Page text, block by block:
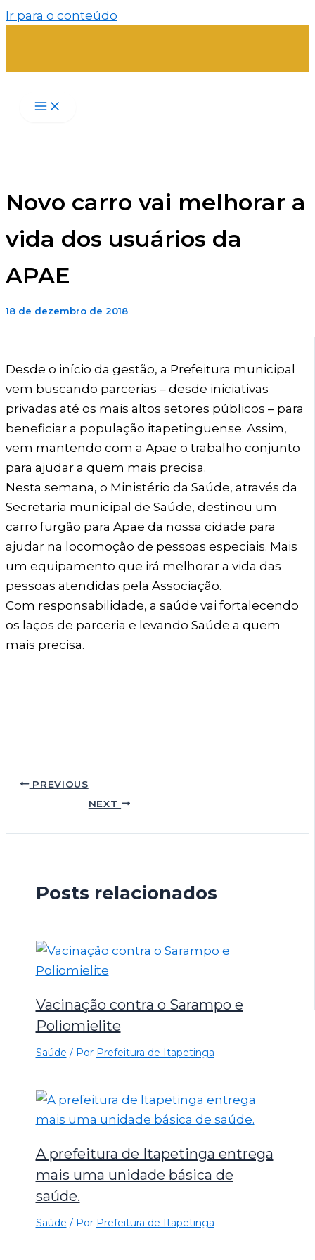
Ir para o conteúdo
Novo carro vai melhorar a
vida dos usuários da
APAE
18 de dezembro de 2018
Desde o início da gestão, a Prefeitura municipal
vem buscando parcerias – desde iniciativas
privadas até os mais altos setores públicos – para
beneficiar a população itapetinguense. Assim,
vem mantendo com a Apae o trabalho conjunto
para ajudar a quem mais precisa.
Nesta semana, o Ministério da Saúde, através da
Secretaria municipal de Saúde, destinou um
carro furgão para Apae da nossa cidade para
ajudar na locomoção de pessoas especiais. Mais
um equipamento que irá melhorar a vida das
pessoas atendidas pela Associação.
Com responsabilidade, a saúde vai fortalecendo
os laços de parceria e levando Saúde a quem
mais precisa.
PREVIOUS
NEXT
Posts relacionados
Vacinação contra o Sarampo e
Poliomielite
Saúde / Por Prefeitura de Itapetinga
A prefeitura de Itapetinga entrega
mais uma unidade básica de
saúde.
Saúde / Por Prefeitura de Itapetinga